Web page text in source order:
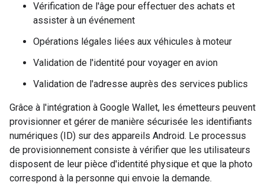
Vérification de l'âge pour effectuer des achats et
assister à un événement
Opérations légales liées aux véhicules à moteur
Validation de l'identité pour voyager en avion
Validation de l'adresse auprès des services publics
Grâce à l'intégration à Google Wallet, les émetteurs peuvent
provisionner et gérer de manière sécurisée les identifiants
numériques (ID) sur des appareils Android. Le processus
de provisionnement consiste à vérifier que les utilisateurs
disposent de leur pièce d'identité physique et que la photo
correspond à la personne qui envoie la demande.